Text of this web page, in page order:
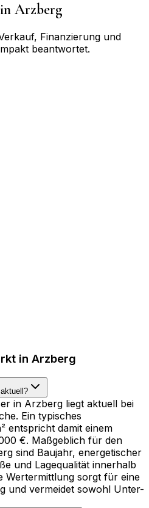
Arzberg
Finanzierung und
beantwortet.
in Arzberg
in Arzberg liegt aktuell bei
Ein typisches
entspricht damit einem
€. Maßgeblich für den
sind Baujahr, energetischer
und Lagequalität innerhalb
Wertermittlung sorgt für eine
und vermeidet sowohl Unter-